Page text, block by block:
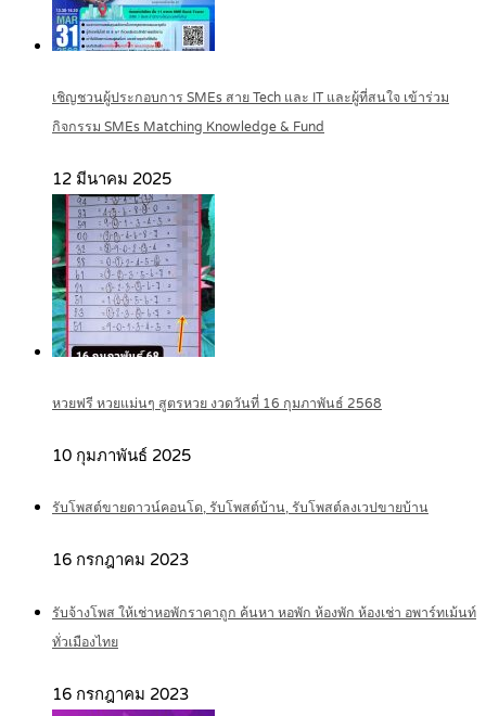
เชิญชวนผู้ประกอบการ SMEs สาย Tech และ IT และผู้ที่สนใจ เข้าร่วม
กิจกรรม SMEs Matching Knowledge & Fund
12 มีนาคม 2025
หวยฟรี หวยแม่นๆ สูตรหวย งวดวันที่ 16 กุมภาพันธ์ 2568
10 กุมภาพันธ์ 2025
รับโพสต์ขายดาวน์คอนโด, รับโพสต์บ้าน, รับโพสต์ลงเวปขายบ้าน
16 กรกฎาคม 2023
รับจ้างโพส ให้เช่าหอพักราคาถูก ค้นหา หอพัก ห้องพัก ห้องเช่า อพาร์ทเม้นท์
ทั่วเมืองไทย
16 กรกฎาคม 2023